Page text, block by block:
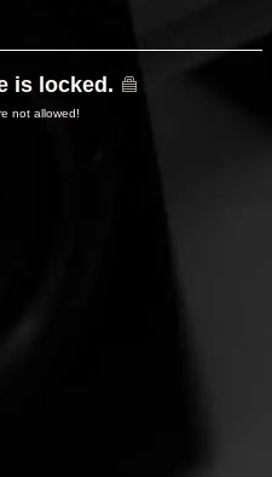
is locked.
not allowed!